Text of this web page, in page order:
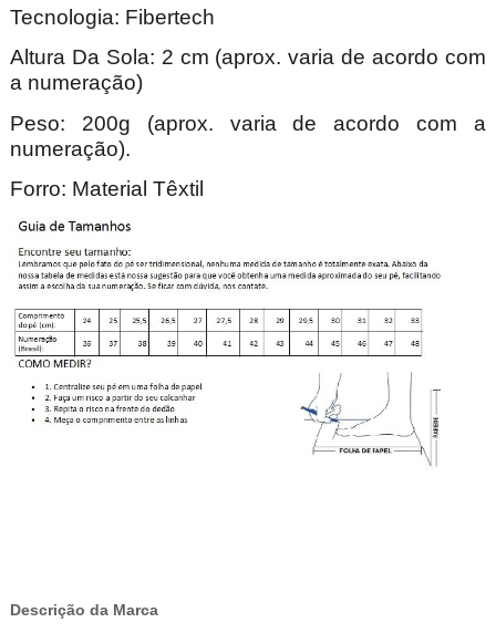
Tecnologia: Fibertech
Altura Da Sola: 2 cm (aprox. varia de acordo com
a numeração)
Peso: 200g (aprox. varia de acordo com a
numeração).
Forro: Material Têxtil
Descrição da Marca